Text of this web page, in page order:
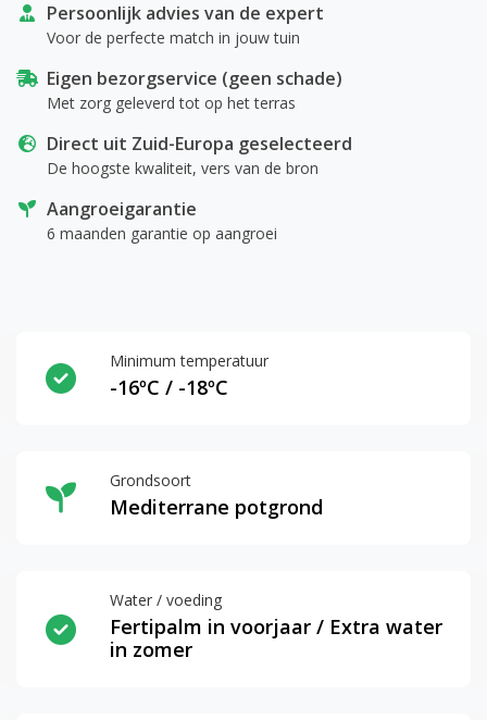
Persoonlijk advies van de expert
Voor de perfecte match in jouw tuin
Eigen bezorgservice (geen schade)
Met zorg geleverd tot op het terras
Direct uit Zuid-Europa geselecteerd
De hoogste kwaliteit, vers van de bron
Aangroeigarantie
6 maanden garantie op aangroei
Minimum temperatuur
-16ºC / -18ºC
Grondsoort
Mediterrane potgrond
Water / voeding
Fertipalm in voorjaar / Extra water
in zomer